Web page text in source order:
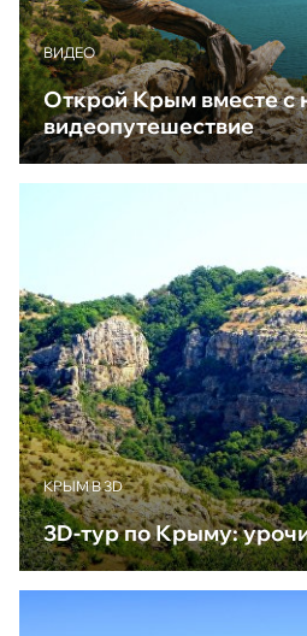
ВИДЕО
Открой Крым вместе с
видеопутешествие
КРЫМ В 3D
3D-тур по Крыму: